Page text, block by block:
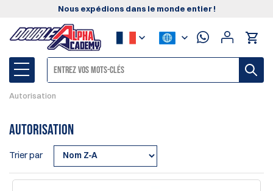
Nous expédions dans le monde entier !
Autorisation
Autorisation
Trier par